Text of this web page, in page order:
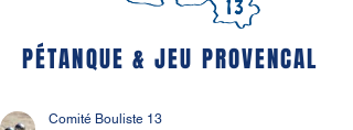
PÉTANQUE & JEU PROVENCAL
Comité Bouliste 13